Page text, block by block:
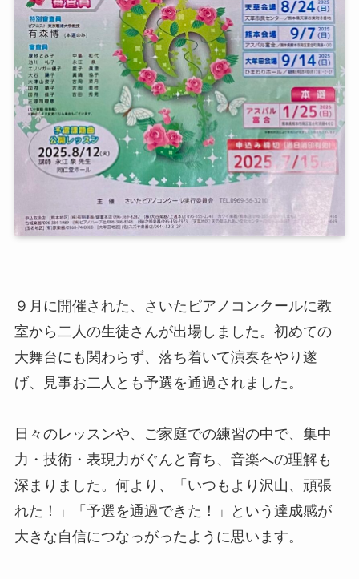
９月に開催された、さいたピアノコンクールに教
室から二人の生徒さんが出場しました。初めての
大舞台にも関わらず、落ち着いて演奏をやり遂
げ、見事お二人とも予選を通過されました。
日々のレッスンや、ご家庭での練習の中で、集中
力・技術・表現力がぐんと育ち、音楽への理解も
深まりました。何より、「いつもより沢山、頑張
れた！」「予選を通過できた！」という達成感が
大きな自信につなっがったように思います。